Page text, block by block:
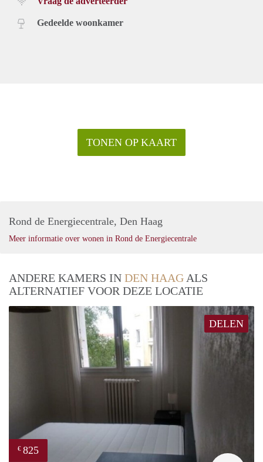
Gedeelde woonkamer
TONEN OP KAART
Rond de Energiecentrale, Den Haag
Meer informatie over wonen in Rond de Energiecentrale
ANDERE KAMERS IN DEN HAAG ALS
ALTERNATIEF VOOR DEZE LOCATIE
DELEN
€ 825